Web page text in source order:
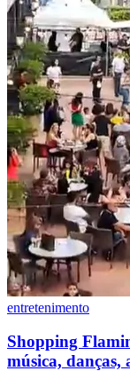
entretenimento
Shopping
música, danças,